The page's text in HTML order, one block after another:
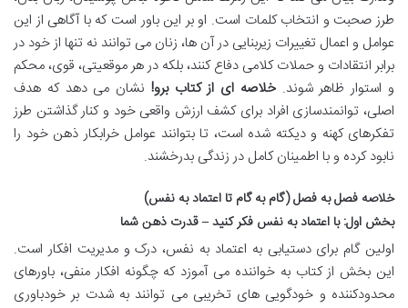
طرز صحبت و انتخاب کلمات است. او بر این باور است که با آگاهی از این
عوامل و اعمال تغییرات زیربنایی در آن ها، زنان می توانند نه تنها از خود در
برابر انتقادات و حملات کلامی دفاع کنند، بلکه در هر موقعیتی، قوی، محکم
و استوار ظاهر شوند.خلاصه ای از کتاب برو! نشان می دهد که هدف
اصلی، توانمندسازی افراد برای کشف ارزش واقعی خود و کنار گذاشتن طرز
تفکرهای کهنه و دیکته شده است، تا بتوانند عوامل خرابکار ذهن خود را
نابود کرده و با اطمینان کامل در زندگی بدرخشند.
خلاصه فصل به فصل (گام به گام تا اعتماد به نفس)
بخش اول: با اعتماد به نفس فکر کنید – قدرت ذهن شما
اولین گام برای دستیابی به اعتماد به نفس، درک و مدیریت افکار است.
این بخش از کتاب به خواننده می آموزد که چگونه افکار منفی، باورهای
محدودکننده و خودگویی های تخریبی می توانند به شدت بر خودباوری